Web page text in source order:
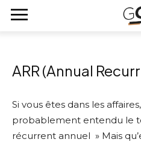
ARR (Annual
Si vous êtes dans les
probablement entendu le
récurrent annuel » Mais